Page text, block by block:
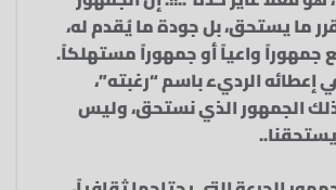
ما يستحق، بل جودة ما يُقدم له،
جمهوراً واعياً أو جمهوراً مستهلكاً.
إعطائه الرديء باسم “رغبته”،
الجمهور الذي نستحق، وليس